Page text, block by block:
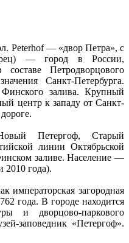
Peterhof — «двор Петра», с
— город в России,
Петродворцового
Санкт-Петербурга.
залива. Крупный
центр к западу от Санкт-
Петергоф, Старый
линии Октябрьской
заливе. Население —
2010 года).
императорская загородная
года. В городе находится
и дворцово-паркового
заповедник «Петергоф».